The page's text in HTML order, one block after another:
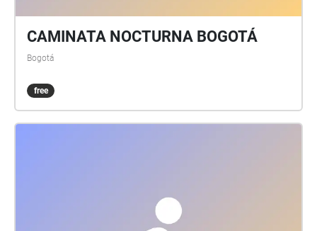
CAMINATA NOCTURNA BOGOTÁ
Bogotá
free